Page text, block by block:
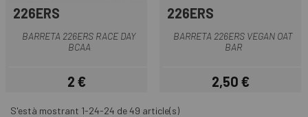
226ERS
BARRETA 226ERS RACE DAY
BCAA
Preu
2 €
226ERS
BARRETA 226ERS VEGAN OAT
BAR
Preu
2,50 €
S'està mostrant 1-24-24 de 49 article(s)